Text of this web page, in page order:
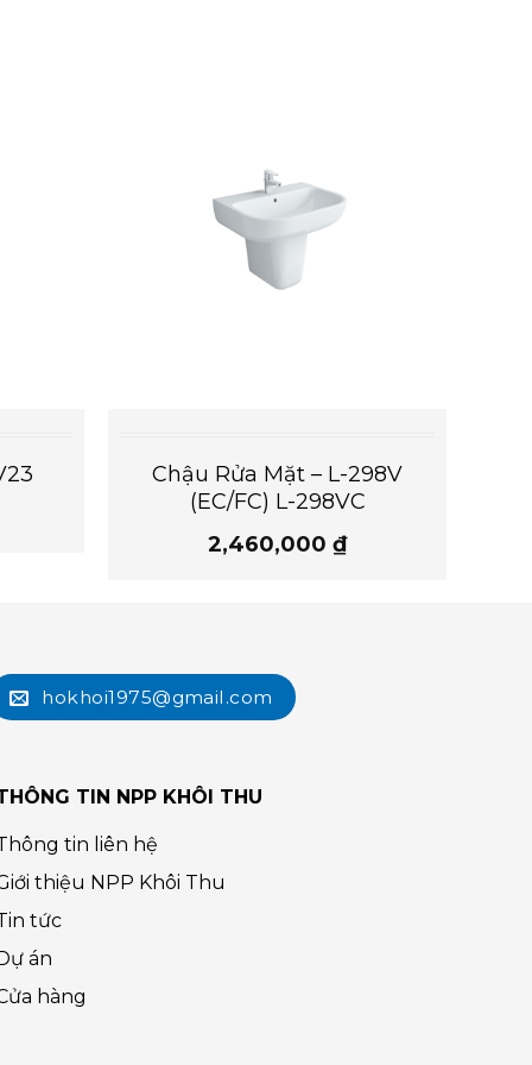
Chậu Rửa Mặt – L-298V
(EC/FC) L-298VC
2,460,000 ₫
hokhoi1975@gmail.com
TIN NPP KHÔI THU
tin liên hệ
thiệu NPP Khôi Thu
tức
Dự án
hàng